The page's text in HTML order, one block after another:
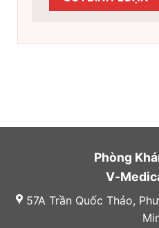
Phòng
V-
57A Trần Quốc Thảo,